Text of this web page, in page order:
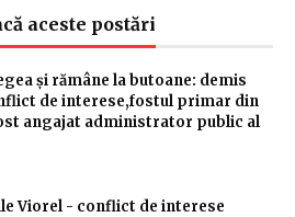
aceste postări
și rămâne la butoane: demis
de interese,fostul primar din
angajat administrator public al
Viorel - conflict de interese